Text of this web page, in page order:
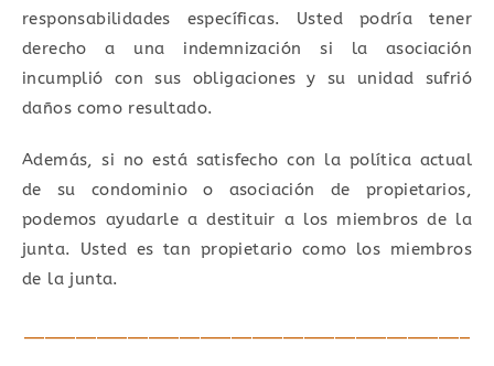
responsabilidades específicas. Usted podría tener
derecho a una indemnización si la asociación
incumplió con sus obligaciones y su unidad sufrió
daños como resultado.
Además, si no está satisfecho con la política actual
de su condominio o asociación de propietarios,
podemos ayudarle a destituir a los miembros de la
junta. Usted es tan propietario como los miembros
de la junta.